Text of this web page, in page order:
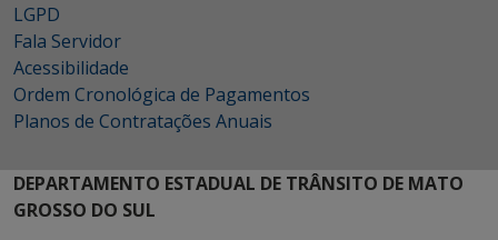
LGPD
Fala Servidor
Acessibilidade
Ordem Cronológica de Pagamentos
Planos de Contratações Anuais
DEPARTAMENTO ESTADUAL DE TRÂNSITO DE MATO
GROSSO DO SUL